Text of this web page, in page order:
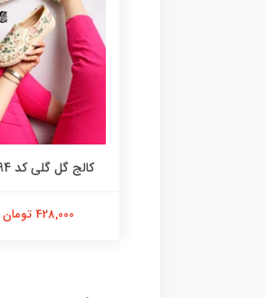
کالج گل گلی کد 7894
428,000 تومان